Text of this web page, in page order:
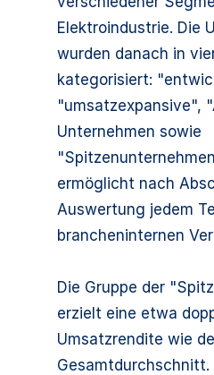
Elektroindustrie. Die
wurden danach in
kategorisiert:
"umsatzexpansive",
Unternehmen sowie
ermöglicht nach
Auswertung jedem
brancheninternen
Die Gruppe der
erzielt eine etwa
Umsatzrendite wie
Gesamtdurchschnitt.